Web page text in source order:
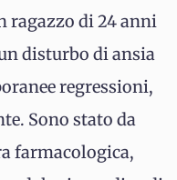
ragazzo di 24 anni
disturbo di ansia
regressioni,
Sono stato da
farmacologica,